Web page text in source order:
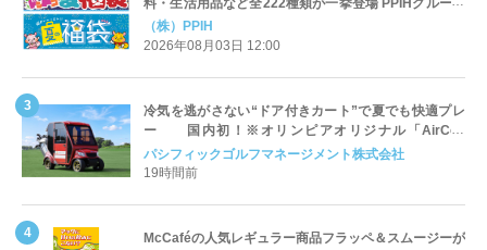
「夏福袋」＆セール 8月6日(木)より順次スタート
（株）PPIH
2026年08月03日 12:00
冷気を逃がさない“ドア付きカート”で夏でも快適プレ
ー 国内初！※オリンピアオリジナル「AirCon
Cart（エアコンカート）」導入 | ＰＧＭ
パシフィックゴルフマネージメント株式会社
19時間前
McCaféの人気レギュラー商品フラッペ＆スムージーが